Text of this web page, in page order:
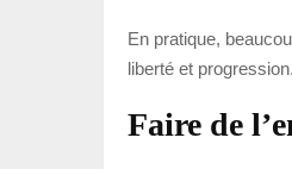
En pratique,
liberté et progression.
Faire de